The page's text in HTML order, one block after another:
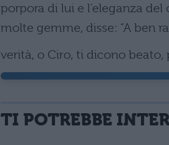
porpora di lui e l’eleganza
molte gemme, disse: “A ben
verità, o Ciro, ti dicono beato,
TI POTREBBE